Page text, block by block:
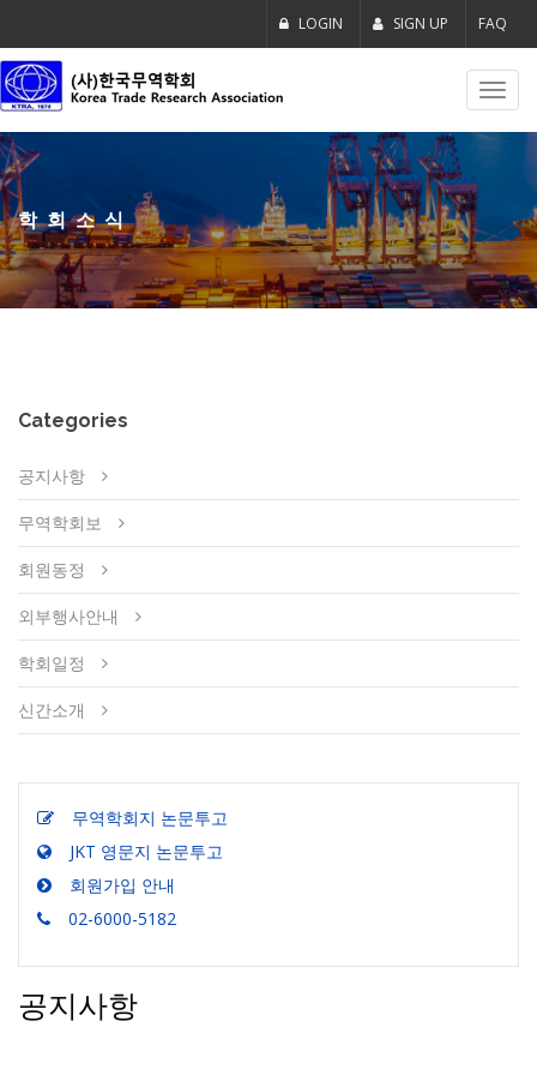
LOGIN SIGN UP FAQ
학회소식
Categories
공지사항
무역학회보
회원동정
외부행사안내
학회일정
신간소개
무역학회지 논문투고
JKT 영문지 논문투고
회원가입 안내
02-6000-5182
공지사항